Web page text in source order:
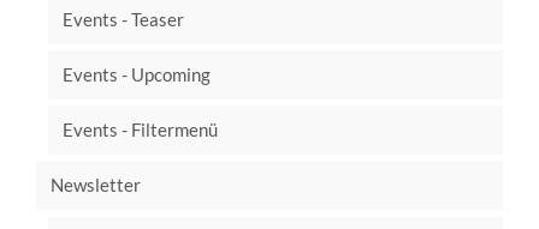
Events - Teaser
Events - Upcoming
Events - Filtermenü
Newsletter